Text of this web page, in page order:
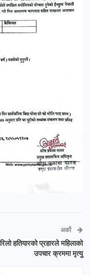
अर्को
हतियारको प्रहारले महिलाको
उपचार क्रममा मृत्यु